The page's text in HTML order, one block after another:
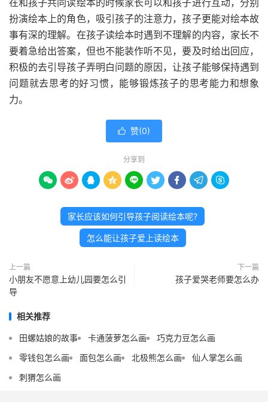
在和孩子共同读绘本的时候家长可以和孩子进行互动，分别
扮演绘本上的角色，吸引孩子的注意力，孩子更能对绘本故
事有深的理解。在孩子读绘本时遇到不理解的内容，家长不
要着急给出答案，但也不能装作听不见，要及时给出回应，
积极的去引导孩子弄明白问题的原因，让孩子能够保持遇到
问题就去思考的好习惯，能够锻炼孩子的思考能力和想象
力。
 赞(0)
分享到
        
家长应该如何引导孩子阅读绘本呢?
怎么能让孩子爱上读绘本
上一篇
小朋友不愿意上幼儿园要怎么引
导
下一篇
孩子爱哭老师要怎么办
相关推荐
田螺姑娘的故事 卡通菠萝怎么画
巧克力豆怎么画
零钱包怎么画
面包怎么画 北极熊怎么画
仙人掌怎么画
刺猬怎么画